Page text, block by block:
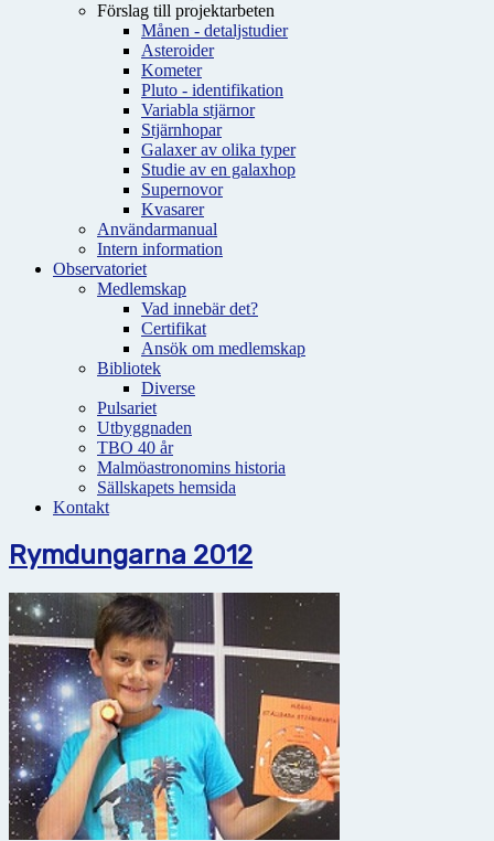
Förslag till projektarbeten
Månen - detaljstudier
Asteroider
Kometer
Pluto - identifikation
Variabla stjärnor
Stjärnhopar
Galaxer av olika typer
Studie av en galaxhop
Supernovor
Kvasarer
Användarmanual
Intern information
Observatoriet
Medlemskap
Vad innebär det?
Certifikat
Ansök om medlemskap
Bibliotek
Diverse
Pulsariet
Utbyggnaden
TBO 40 år
Malmöastronomins historia
Sällskapets hemsida
Kontakt
Rymdungarna 2012